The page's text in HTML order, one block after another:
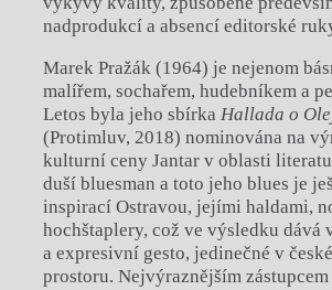
nadprodukcí a absencí editorské
Marek Pražák (1964) je nejenom
malířem, sochařem, hudebníkem a
Letos byla jeho sbírka Hallada o
(Protimluv, 2018) nominována na
kulturní ceny Jantar v oblasti
duší bluesman a toto jeho blues je
inspirací Ostravou, jejími haldami,
hochštaplery, což ve výsledku dává
a expresivní gesto, jedinečné v
prostoru. Nejvýraznějším zástupcem